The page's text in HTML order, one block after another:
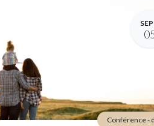
Conférence -